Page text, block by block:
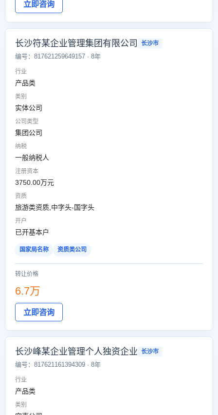
立即咨询
长沙符某企业管理集团有限公司 长沙市
编号：817621259649157 · 8年
行业
产品类
类别
实体公司
公司类型
集团公司
纳税
一般纳税人
注册资本
3750.00万元
资质
旅游类资质,中字头-国字头
开户
已开基本户
国家局名称 资质类公司
转让价格
6.7万
立即咨询
长沙峰某企业管理个人独资企业 长沙市
编号：817621161394309 · 8年
行业
产品类
类别